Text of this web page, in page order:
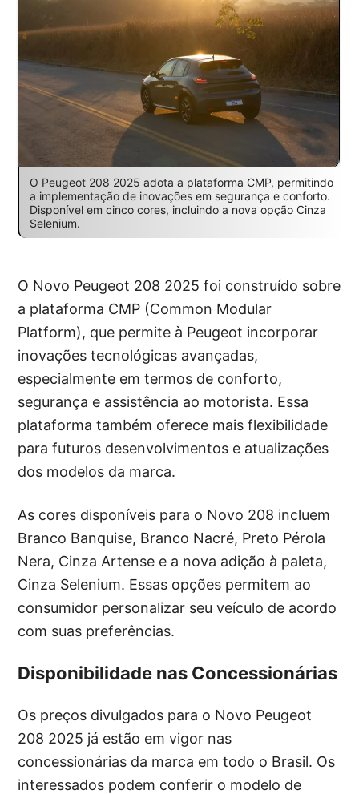
O Peugeot 208 2025 adota a plataforma CMP, permitindo
a implementação de inovações em segurança e conforto.
Disponível em cinco cores, incluindo a nova opção Cinza
Selenium.
O Novo Peugeot 208 2025 foi construído sobre
a plataforma CMP (Common Modular
Platform), que permite à Peugeot incorporar
inovações tecnológicas avançadas,
especialmente em termos de conforto,
segurança e assistência ao motorista. Essa
plataforma também oferece mais flexibilidade
para futuros desenvolvimentos e atualizações
dos modelos da marca.
As cores disponíveis para o Novo 208 incluem
Branco Banquise, Branco Nacré, Preto Pérola
Nera, Cinza Artense e a nova adição à paleta,
Cinza Selenium. Essas opções permitem ao
consumidor personalizar seu veículo de acordo
com suas preferências.
Disponibilidade nas Concessionárias
Os preços divulgados para o Novo Peugeot
208 2025 já estão em vigor nas
concessionárias da marca em todo o Brasil. Os
interessados podem conferir o modelo de